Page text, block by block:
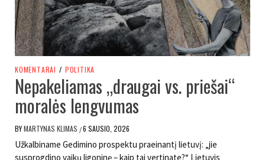
KOMENTARAI / POLITIKA
Nepakeliamas „draugai vs. priešai“
moralės lengvumas
BYMARTYNAS KLIMAS /6 SAUSIO, 2026
Užkalbiname Gedimino prospektu praeinantį lietuvį: „jie
susprogdino vaikų ligoninę – kaip tai vertinate?“ Lietuvis